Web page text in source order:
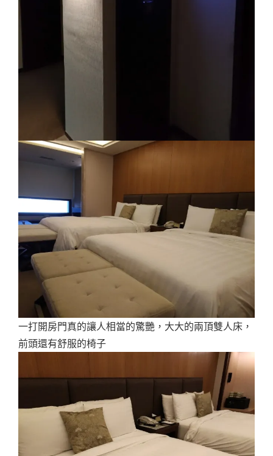
一打開房門真的讓人相當的驚艷，大大的兩頂雙人床，
前頭還有舒服的椅子